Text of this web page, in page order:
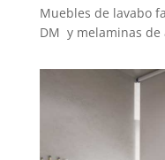
Muebles de lavabo
DM y melaminas de